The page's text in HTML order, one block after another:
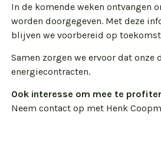
In de komende weken ontvangen
worden doorgegeven. Met deze
blijven we voorbereid op
Samen zorgen we ervoor dat
energiecontracten.
Ook interesse om mee te
Neem contact op met Henk